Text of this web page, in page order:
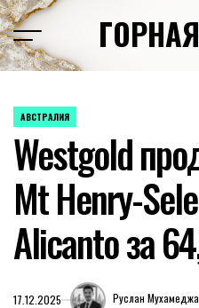
Перейти
к
содержимому
ОПУБЛИКОВАНО
АВСТРАЛИЯ
Westgold
Mt Henry-
Alicanto за
17.12.2025 Руслан